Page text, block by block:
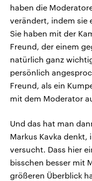
haben die
verändert, indem sie
Sie haben mit der
Freund, der einem
natürlich ganz
persönlich
Freund, als ein
mit dem Moderator
Und das hat man
Markus Kavka denkt,
versucht. Dass hier
bisschen besser mit
größeren Überblick